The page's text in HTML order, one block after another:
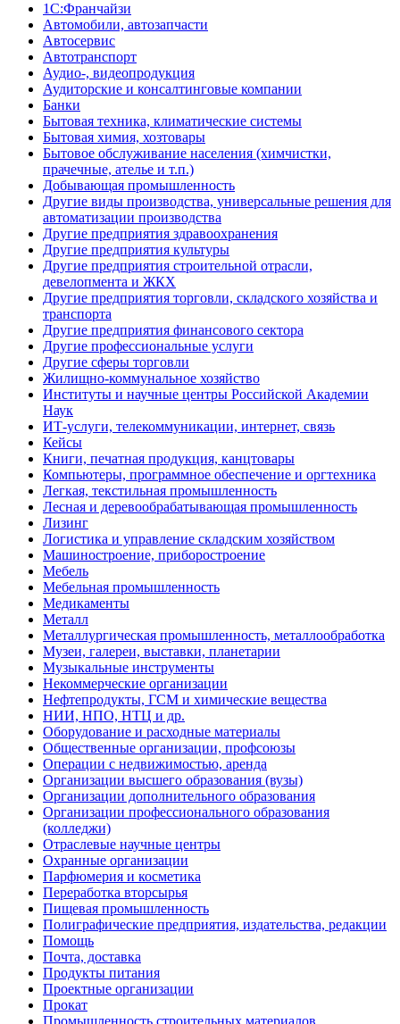
1С:Франчайзи
Автомобили, автозапчасти
Автосервис
Автотранспорт
Аудио-, видеопродукция
Аудиторские и консалтинговые компании
Банки
Бытовая техника, климатические системы
Бытовая химия, хозтовары
Бытовое обслуживание населения (химчистки,
прачечные, ателье и т.п.)
Добывающая промышленность
Другие виды производства, универсальные решения для
автоматизации производства
Другие предприятия здравоохранения
Другие предприятия культуры
Другие предприятия строительной отрасли,
девелопмента и ЖКХ
Другие предприятия торговли, складского хозяйства и
транспорта
Другие предприятия финансового сектора
Другие профессиональные услуги
Другие сферы торговли
Жилищно-коммунальное хозяйство
Институты и научные центры Российской Академии
Наук
ИТ-услуги, телекоммуникации, интернет, связь
Кейсы
Книги, печатная продукция, канцтовары
Компьютеры, программное обеспечение и оргтехника
Легкая, текстильная промышленность
Лесная и деревообрабатывающая промышленность
Лизинг
Логистика и управление складским хозяйством
Машиностроение, приборостроение
Мебель
Мебельная промышленность
Медикаменты
Металл
Металлургическая промышленность, металлообработка
Музеи, галереи, выставки, планетарии
Музыкальные инструменты
Некоммерческие организации
Нефтепродукты, ГСМ и химические вещества
НИИ, НПО, НТЦ и др.
Оборудование и расходные материалы
Общественные организации, профсоюзы
Операции с недвижимостью, аренда
Организации высшего образования (вузы)
Организации дополнительного образования
Организации профессионального образования
(колледжи)
Отраслевые научные центры
Охранные организации
Парфюмерия и косметика
Переработка вторсырья
Пищевая промышленность
Полиграфические предприятия, издательства, редакции
Помощь
Почта, доставка
Продукты питания
Проектные организации
Прокат